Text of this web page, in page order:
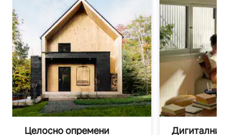
Целосно опремени Дигитални